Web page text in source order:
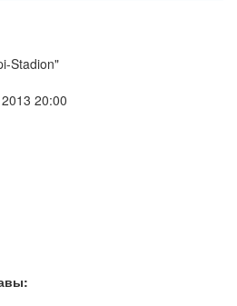
Stadion"
20:00